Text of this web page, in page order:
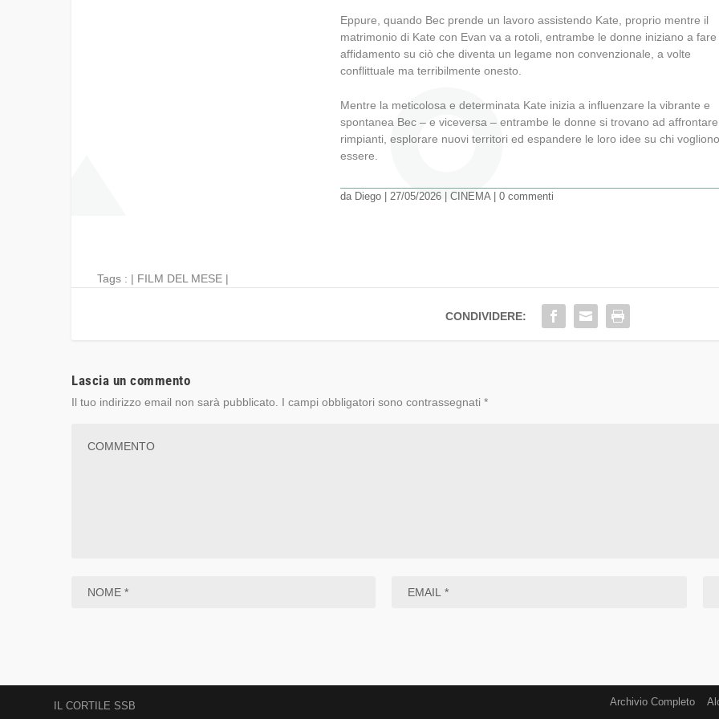
Eppure, quando Bec prende un lavoro assistendo Kate, proprio mentre il
matrimonio di Kate con Evan va a rotoli, entrambe le donne iniziano a fare
affidamento su ciò che diventa un legame non convenzionale, a volte
conflittuale ma terribilmente onesto.
Mentre la meticolosa e determinata Kate inizia a influenzare la vibrante e
spontanea Bec – e viceversa – entrambe le donne si trovano ad
rimpianti, esplorare nuovi territori ed espandere le loro idee su chi
essere.
da Diego 27/05/2026 |CINEMA |0 commenti
Tags : | FILM DEL MESE |
CONDIVIDERE:
Lascia un commento
Il tuo indirizzo email non sarà pubblicato. I campi obbligatori sono contrassegnati *
IL CORTILE SSB Archivio Completo